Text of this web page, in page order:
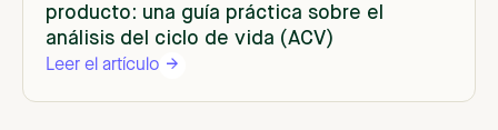
producto: una guía práctica sobre el
análisis del ciclo de vida (ACV)
Leer el artículo